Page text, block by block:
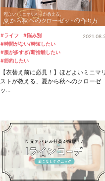
#ライフ
#悩み別
#時間がない/時短したい
#服が多すぎ/断捨離したい
#節約したい
【衣替え前に必見！】ほどよいミニマ
ストが教える、夏から秋へのクローゼ
ッ...